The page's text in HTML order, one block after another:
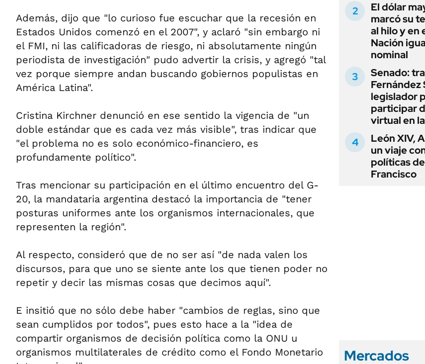
Además, dijo que "lo curioso fue escuchar que la recesión en
Estados Unidos comenzó en el 2007", y aclaró "sin embargo ni
el FMI, ni las calificadoras de riesgo, ni absolutamente ningún
periodista de investigación" pudo advertir la crisis, y agregó "tal
vez porque siempre andan buscando gobiernos populistas en
América Latina".
Cristina Kirchner denunció en ese sentido la vigencia de "un
doble estándar que es cada vez más visible", tras indicar que
"el problema no es solo económico-financiero, es
profundamente político".
Tras mencionar su participación en el último encuentro del G-
20, la mandataria argentina destacó la importancia de "tener
posturas uniformes ante los organismos internacionales, que
representen la región".
Al respecto, consideró que de no ser así "de nada valen los
discursos, para que uno se siente ante los que tienen poder no
repetir y decir las mismas cosas que decimos aquí".
E insitió que no sólo debe haber "cambios de reglas, sino que
sean cumplidos por todos", pues esto hace a la "idea de
compartir organismos de decisión política como la ONU u
organismos multilaterales de crédito como el Fondo Monetario
El dólar
marcó su
al hilo y en
Nación
nominal
Senado:
Fernández
legislador
participar
virtual en
León XIV,
un viaje
políticas
Francisco
Mercados